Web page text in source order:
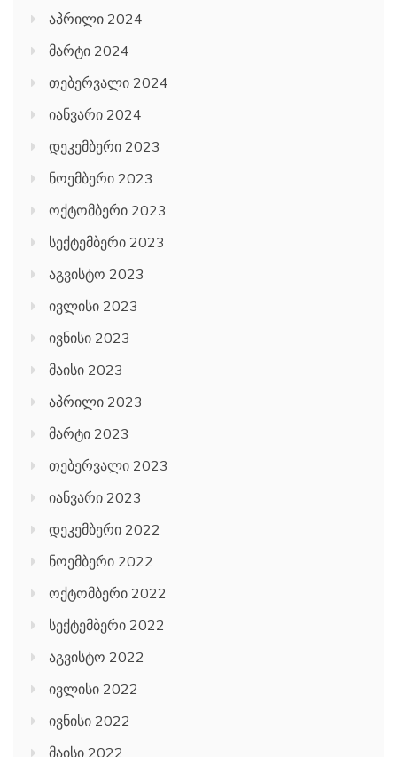
აპრილი 2024
მარტი 2024
თებერვალი 2024
იანვარი 2024
დეკემბერი 2023
ნოემბერი 2023
ოქტომბერი 2023
სექტემბერი 2023
აგვისტო 2023
ივლისი 2023
ივნისი 2023
მაისი 2023
აპრილი 2023
მარტი 2023
თებერვალი 2023
იანვარი 2023
დეკემბერი 2022
ნოემბერი 2022
ოქტომბერი 2022
სექტემბერი 2022
აგვისტო 2022
ივლისი 2022
ივნისი 2022
მაისი 2022